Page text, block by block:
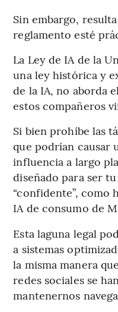
Sin embargo,
reglamento esté
La Ley de IA de la
una ley histórica y
de la IA, no aborda
estos compañeros
Si bien prohíbe las
que podrían causar
influencia a largo
diseñado para ser
“confidente”, como
IA de consumo de
Esta laguna legal
a sistemas
la misma manera
redes sociales se
mantenernos